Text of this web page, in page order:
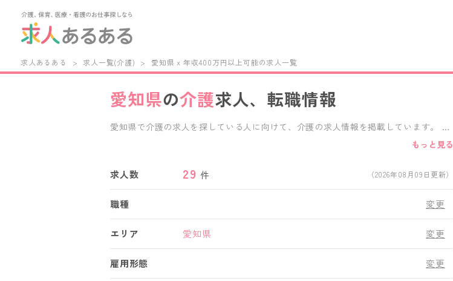
求人あるある > 求人一覧(介護) > 愛知県 x 年収400万円以上可能の求人一覧
愛知県の介護求人、転職情報
愛知県で介護の求人を探している人に向けて、介護の求人情報を掲載しています。 給
与・福利厚生・施設形態・働き方など、様々な条件で求人検索が可能です。 正社員、
パート、派遣など、あなたの働き方に合わせた求人を見つけることができます。 愛知
ーム,介護付き有料老人ホーム,住宅型有料老人ホームなど、様々な施設形態の求人か
ら、あなたにぴったりの愛知県の介護求人がきっと見つかります。
もっと見る
求人数 29 件 （2026年08月09日更新）
職種 変更
エリア 愛知県 変更
雇用形態 変更